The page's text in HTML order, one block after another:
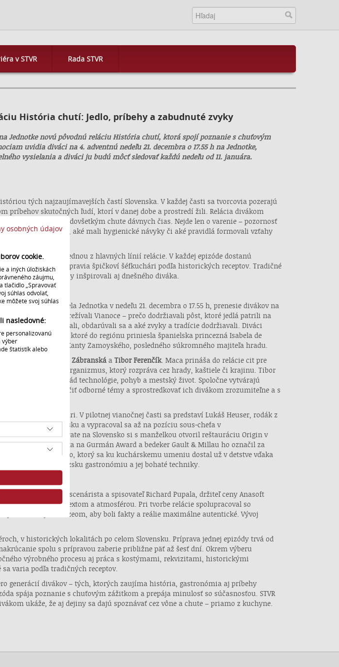
osobných údajov
cookie.
a iných úložiskách
záujmu,
tlačidlo „Spravovať
súhlas odvolať,
môžete svoj súhlas
nasledovné:
personalizovanú
výber
štatistík alebo
v STVR Rada STVR
História chutí: Jedlo, príbehy a zabudnuté zvyky
Jednotke novú pôvodnú reláciu História chutí, ktorá spojí poznanie s chuťovým
uvidia diváci na 4. adventnú nedeľu 21. decembra o 17.55 h na Jednotke,
vysielania a diváci ju budú môcť sledovať každú nedeľu od 11. januára.
tých najzaujímavejších častí Slovenska. V každej časti sa tvorcovia pozerajú
príbehov skutočných ľudí, ktorí v danej dobe a prostredí žili. Relácia divákom
postavy, zvyky a predovšetkým chute dávnych čias. Nejde len o varenie – pozornosť
trávili voľný čas, aké mali hygienické návyky či aké pravidlá formovali vzťahy
našich predkov je jednou z hlavných línií relácie. V každej epizóde dostanú
ktoré pre nich pripravia špičkoví šéfkuchári podľa historických receptov. Tradičné
spôsobom tak, aby inšpirovali aj dnešného diváka.
ktorú odvysiela Jednotka v nedeľu 21. decembra o 17.55 h, prenesie divákov na
naši predkovia prežívali Vianoce – prečo dodržiavali pôst, ktoré jedlá patrili na
ako si vinšovali, obdarúvali sa a aké zvyky a tradície dodržiavali. Diváci
zvyky a jedlá, ktoré do regiónu priniesla španielska princezná Isabela de
za grófa Jána Kanty Zamoyského, posledného súkromného majiteľa hradu.
Martina „Maca“ Zábranská a Tibor Ferenčík. Maca prináša do relácie cit pre
vníma ako živý organizmus, ktorý rozpráva cez hrady, kaštiele či krajinu. Tibor
publiku, má rád technológie, pohyb a mestský život. Spoločne vytvárajú
dopĺňať, odľahčiť odborné témy a sprostredkovať ich divákom zrozumiteľne a s
sú aj špičkoví kuchári. V pilotnej vianočnej časti sa predstaví Lukáš Heuser, rodák z
pôsobil vo Švajčiarsku a vypracoval sa až na pozíciu sous-chefa v
Po návrate na Slovensko si s manželkou otvoril reštauráciu Origin v
ocenenie Objav roka na Gurmán Award a bedeker Gault & Millau ho označil za
je Jakub Biro, ktorý sa ku kuchárskemu umeniu dostal už v detstve vďaka
vášeň pre francúzsku gastronómiu a jej bohaté techniky.
Za námetom stojí scenárista a spisovateľ Richard Pupala, držiteľ ceny Anasoft
s historickým kontextom a atmosférou. Pri tvorbe relácie spolupracoval so
národným múzeom, aby boli fakty a reálie maximálne autentické. Vývoj
v historických lokalitách po celom Slovensku. Príprava jednej epizódy trvá od
spolu s prípravou zaberie približne päť až šesť dní. Okrem výberu
výrobného procesu aj práca s kostýmami, rekvizitami, historickými
varia podľa tradičných receptov.
generácií divákov – tých, ktorých zaujíma história, gastronómia aj príbehy
spája poznanie s chuťovým zážitkom a prepája minulosť so súčasnosťou. STVR
ukáže, že aj dejiny sa dajú spoznávať cez vône a chute – priamo z kuchyne.